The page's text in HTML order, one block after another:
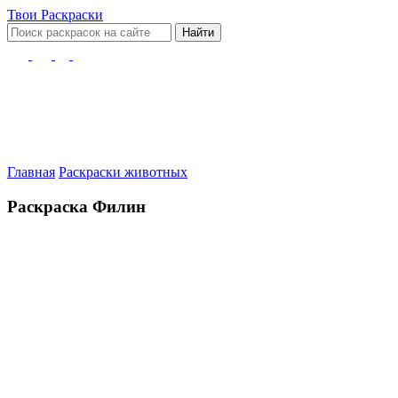
Твои Раскраски
Найти
Главная Раскраски животных
Раскраска Филин